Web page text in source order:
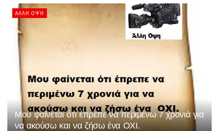
ΆΛΛΗ ΌΨΗ
Μου φαίνεται ότι έπρεπε να περιμένω 7 χρονιά για
να ακούσω και να ζήσω ένα ΟΧΙ.